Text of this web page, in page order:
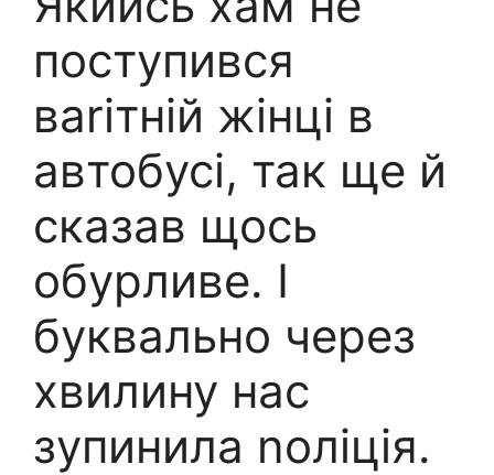
поступився
ваrітній жінці в
автобусі, так ще й
сказав щось
обурливе. І
буквально через
хвилину нас
зупинила nоліція.